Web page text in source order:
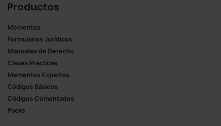
Productos
Mementos
Formularios Jurídicos
Manuales de Derecho
Claves Prácticas
Mementos Expertos
Códigos Básicos
Códigos Comentados
Packs